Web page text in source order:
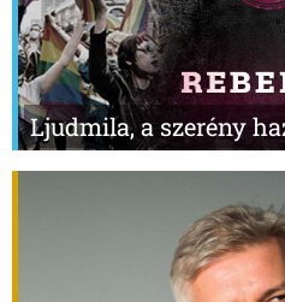
Ljudmila, a szerény